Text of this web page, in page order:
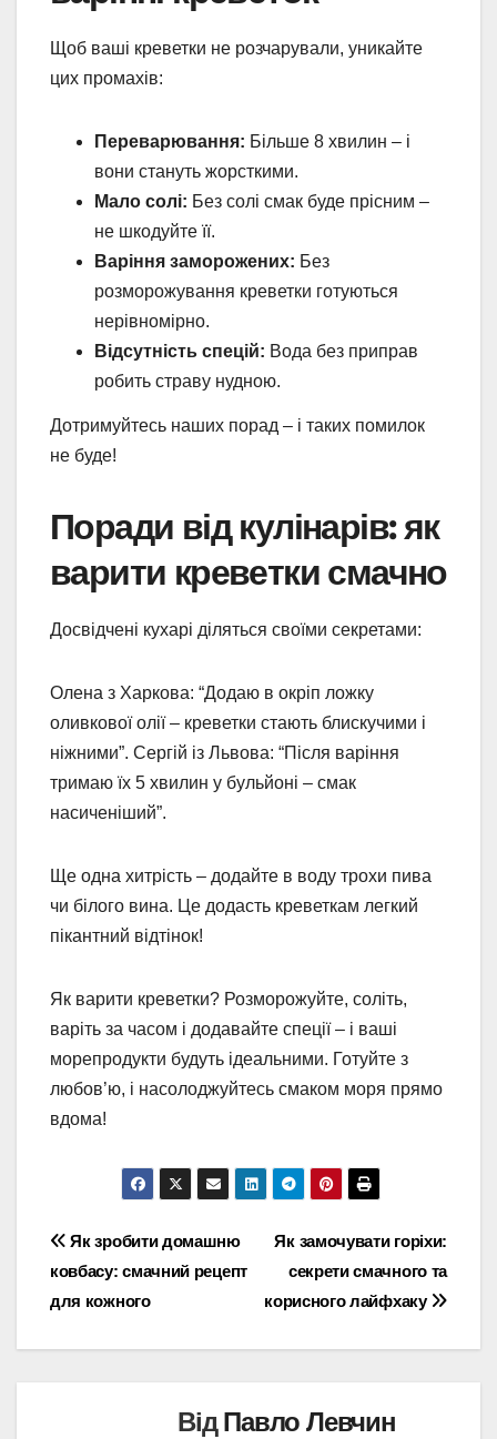
Щоб ваші креветки не розчарували, уникайте
цих промахів:
Переварювання: Більше 8 хвилин – і
вони стануть жорсткими.
Мало солі: Без солі смак буде прісним –
не шкодуйте її.
Варіння заморожених: Без
розморожування креветки готуються
нерівномірно.
Відсутність спецій: Вода без приправ
робить страву нудною.
Дотримуйтесь наших порад – і таких помилок
не буде!
Поради від кулінарів: як
варити креветки смачно
Досвідчені кухарі діляться своїми секретами:
Олена з Харкова: “Додаю в окріп ложку
оливкової олії – креветки стають блискучими і
ніжними”. Сергій із Львова: “Після варіння
тримаю їх 5 хвилин у бульйоні – смак
насиченіший”.
Ще одна хитрість – додайте в воду трохи пива
чи білого вина. Це додасть креветкам легкий
пікантний відтінок!
Як варити креветки? Розморожуйте, соліть,
варіть за часом і додавайте спеції – і ваші
морепродукти будуть ідеальними. Готуйте з
любов’ю, і насолоджуйтесь смаком моря прямо
вдома!
Навігація
записів
Як замочувати горіхи:
секрети смачного та
корисного лайфхаку
Як зробити домашню
ковбасу: смачний рецепт
для кожного
ВідПавло Левчин